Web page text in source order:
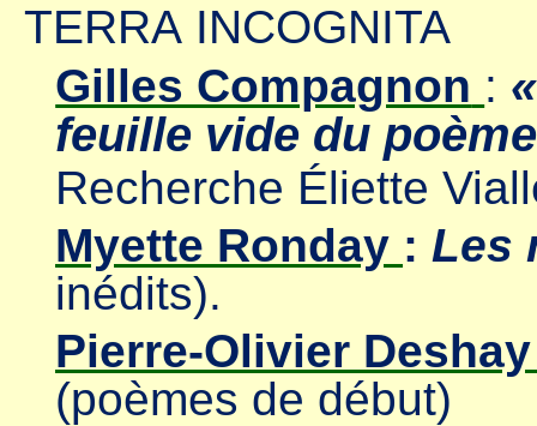
TERRA INCOGNITA
Gilles Compagnon :
feuille vide du
Recherche Éliette
Myette Ronday : Les
inédits).
Pierre-Olivier
(poèmes de début)